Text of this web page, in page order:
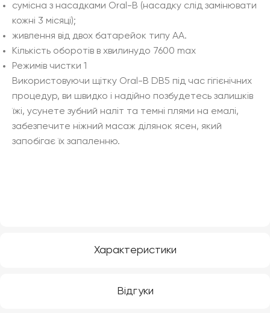
Характеристики
Відгуки
сумісна з насадками Oral-B (насадку слід замінювати
кожні 3 місяці);
живлення від двох батарейок типу АА.
Кількість оборотів в хвилинудо 7600 max
Режимів чистки 1
Використовуючи щітку Oral-B DB5 під час гігієнічних
процедур, ви швидко і надійно позбудетесь залишків
їжі, усунете зубний наліт та темні плями на емалі,
забезпечите ніжний масаж ділянок ясен, який
запобігає їх запаленню.